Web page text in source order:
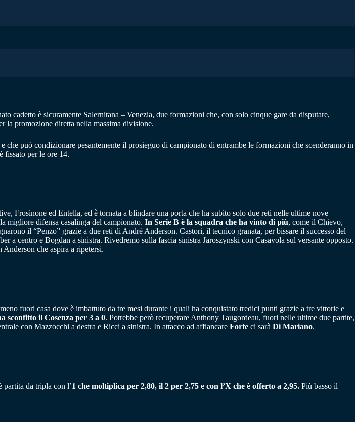
cadetto è sicuramente Salernitana – Venezia, due formazioni che, con solo cinque gare da disputare,
la promozione diretta nella massima divisione.
può condizionare pesantemente il prosieguo di campionato di entrambe le formazioni che scenderanno in
fissato per le ore 14.
Frosinone ed Entella, ed è tornata a blindare una porta che ha subito solo due reti nelle ultime nove
migliore difensa casalinga del campionato. In Serie B è la squadra che ha vinto di più, come il Chievo,
il “Penzo” grazie a due reti di Andrè Anderson. Castori, il tecnico granata, per bissare il successo del
a centro e Bogdan a sinistra. Rivedremo sulla fascia sinistra Jaroszynski con Casavola sul versante opposto.
che aspira a ripetersi.
fuori casa dove è imbattuto da tre mesi durante i quali ha conquistato tredici punti grazie a tre vittorie e
sconfitto il Cosenza per 3 a 0. Potrebbe però recuperare Anthony Taugordeau, fuori nelle ultime due partite,
con Mazzocchi a destra e Ricci a sinistra. In attacco ad affiancare Forte ci sarà Di Mariano.
partita da tripla con l’1 che moltiplica per 2,80, il 2 per 2,75 e con l’X che è offerto a 2,95. Più basso il